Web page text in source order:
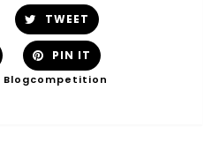
TWEET
PIN IT
Blogcompetition